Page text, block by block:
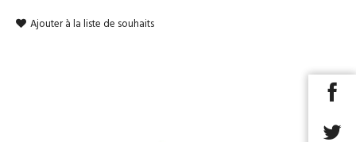
Ajouter à la liste de souhaits